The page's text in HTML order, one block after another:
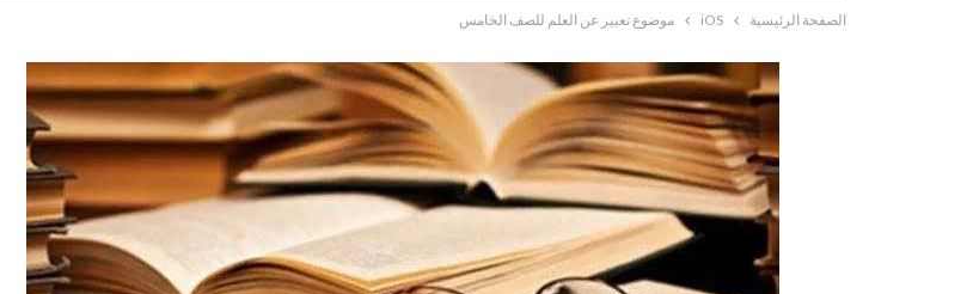
الصفحة الرئيسية iOS موضوع تعبير عن العلم للصف الخامس